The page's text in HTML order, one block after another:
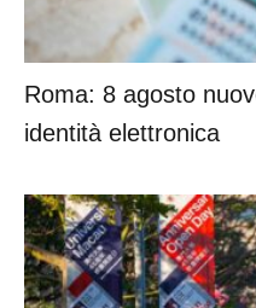
Roma: 8 agosto
identità elettronica